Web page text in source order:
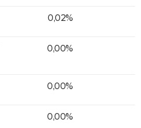
0,02%
0,00%
0,00%
0,00%